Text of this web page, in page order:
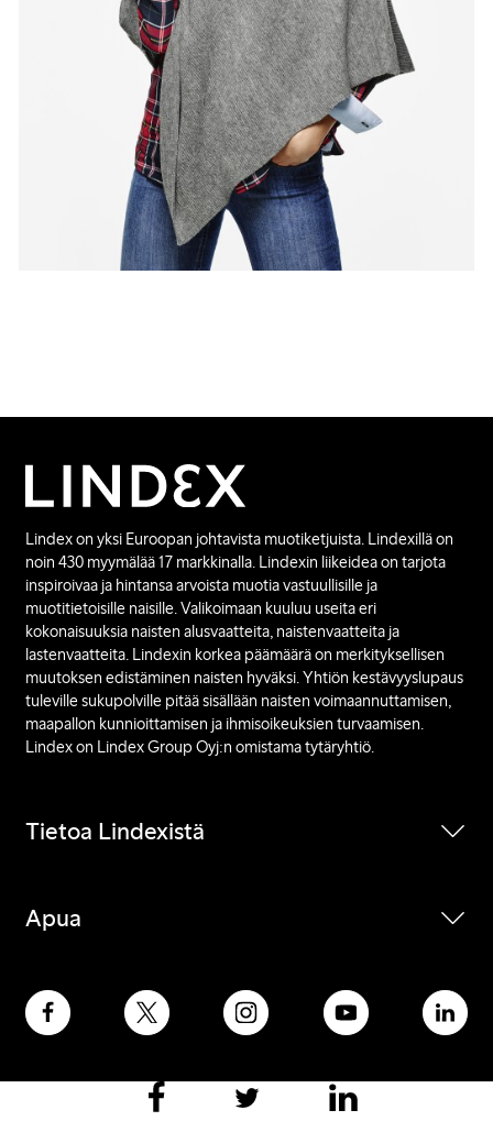
Lindex on yksi Euroopan johtavista muotiketjuista. Lindexillä on
noin 430 myymälää 17 markkinalla. Lindexin liikeidea on tarjota
inspiroivaa ja hintansa arvoista muotia vastuullisille ja
muotitietoisille naisille. Valikoimaan kuuluu useita eri
kokonaisuuksia naisten alusvaatteita, naistenvaatteita ja
lastenvaatteita. Lindexin korkea päämäärä on merkityksellisen
muutoksen edistäminen naisten hyväksi. Yhtiön kestävyyslupaus
tuleville sukupolville pitää sisällään naisten voimaannuttamisen,
maapallon kunnioittamisen ja ihmisoikeuksien turvaamisen.
Lindex on Lindex Group Oyj:n omistama tytäryhtiö.
Tietoa Lindexistä
Apua